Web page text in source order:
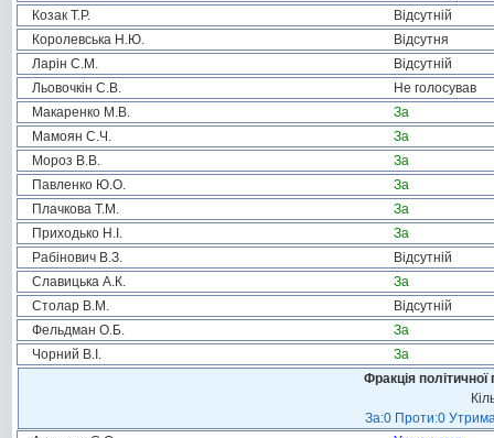
Козак Т.Р.
Відсутній
Королевська Н.Ю.
Відсутня
Ларін С.М.
Відсутній
Льовочкін С.В.
Не голосував
Макаренко М.В.
За
Мамоян С.Ч.
За
Мороз В.В.
За
Павленко Ю.О.
За
Плачкова Т.М.
За
Приходько Н.І.
За
Рабінович В.З.
Відсутній
Славицька А.К.
За
Столар В.М.
Відсутній
Фельдман О.Б.
За
Чорний В.І.
За
Фракція
За:0 Проти:0